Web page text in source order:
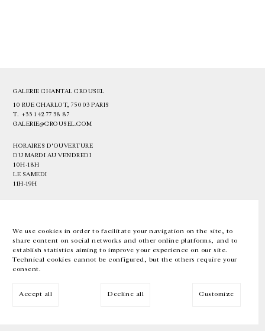
We use cookies in order to facilitate your navigation on the site, to
share content on social networks and other online platforms, and to
establish statistics aiming to improve your experience on our site.
Technical cookies cannot be configured, but the others require your
consent.
Accept all Decline all Customize
GALERIE CHANTAL CROUSEL
10 RUE CHARLOT, 75003 PARIS
T. +33 1 42 77 38 87
GALERIE@CROUSEL.COM
HORAIRES D'OUVERTURE
DU MARDI AU VENDREDI
10H-18H
LE SAMEDI
11H-19H
EN FR 中文 Facebook Instagram
Inscrivez-vous à notre newsletter